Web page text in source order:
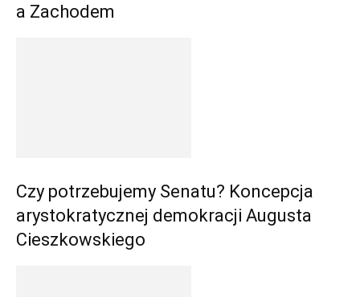
a Zachodem
Czy potrzebujemy Senatu? Koncepcja
arystokratycznej demokracji Augusta
Cieszkowskiego